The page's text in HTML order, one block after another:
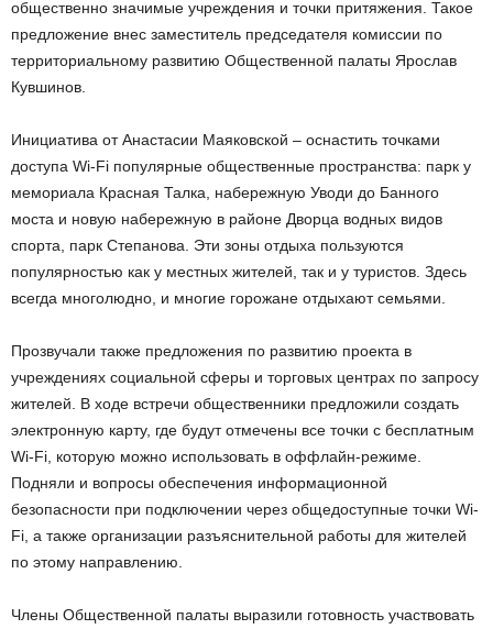
общественно значимые учреждения и точки притяжения. Такое
предложение внес заместитель председателя комиссии по
территориальному развитию Общественной палаты Ярослав
Кувшинов.
Инициатива от Анастасии Маяковской – оснастить точками
доступа Wi-Fi популярные общественные пространства: парк у
мемориала Красная Талка, набережную Уводи до Банного
моста и новую набережную в районе Дворца водных видов
спорта, парк Степанова. Эти зоны отдыха пользуются
популярностью как у местных жителей, так и у туристов. Здесь
всегда многолюдно, и многие горожане отдыхают семьями.
Прозвучали также предложения по развитию проекта в
учреждениях социальной сферы и торговых центрах по запросу
жителей. В ходе встречи общественники предложили создать
электронную карту, где будут отмечены все точки с бесплатным
Wi-Fi, которую можно использовать в оффлайн-режиме.
Подняли и вопросы обеспечения информационной
безопасности при подключении через общедоступные точки Wi-
Fi, а также организации разъяснительной работы для жителей
по этому направлению.
Члены Общественной палаты выразили готовность участвовать